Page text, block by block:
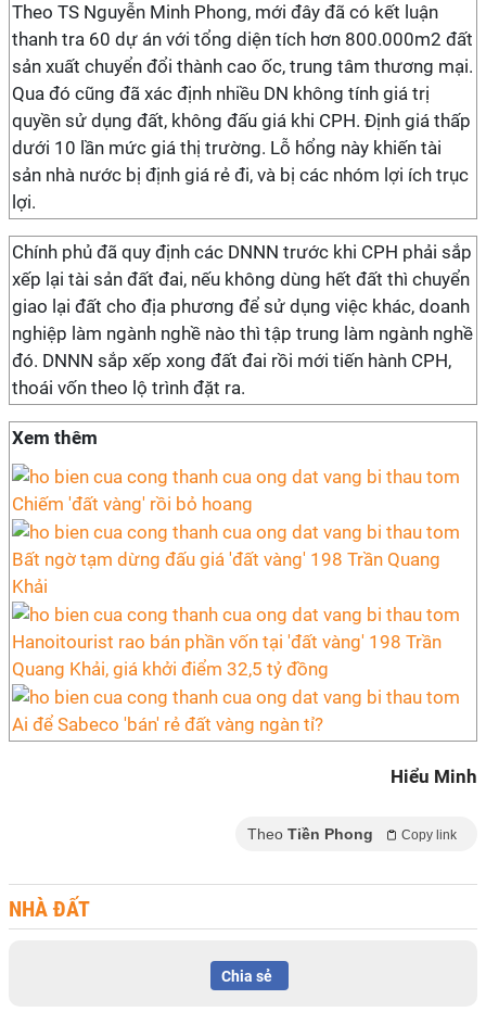
Theo TS Nguyễn Minh Phong, mới đây đã có kết luận
thanh tra 60 dự án với tổng diện tích hơn 800.000m2 đất
sản xuất chuyển đổi thành cao ốc, trung tâm thương mại.
Qua đó cũng đã xác định nhiều DN không tính giá trị
quyền sử dụng đất, không đấu giá khi CPH. Định giá thấp
dưới 10 lần mức giá thị trường. Lỗ hổng này khiến tài
sản nhà nước bị định giá rẻ đi, và bị các nhóm lợi ích trục
lợi.
Chính phủ đã quy định các DNNN trước khi CPH phải sắp
xếp lại tài sản đất đai, nếu không dùng hết đất thì chuyển
giao lại đất cho địa phương để sử dụng việc khác, doanh
nghiệp làm ngành nghề nào thì tập trung làm ngành nghề
đó. DNNN sắp xếp xong đất đai rồi mới tiến hành CPH,
thoái vốn theo lộ trình đặt ra.
Xem thêm
Chiếm 'đất vàng' rồi bỏ hoang
Bất ngờ tạm dừng đấu giá 'đất vàng' 198 Trần Quang
Khải
Hanoitourist rao bán phần vốn tại 'đất vàng' 198 Trần
Quang Khải, giá khởi điểm 32,5 tỷ đồng
Ai để Sabeco 'bán' rẻ đất vàng ngàn tỉ?
Hiểu Minh
Theo Tiền Phong Copy link
NHÀ ĐẤT
Chia sẻ